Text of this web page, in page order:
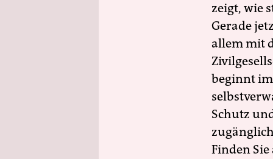
zeigt, wie
Gerade
allem mit
beginnt
Schutz
Finden